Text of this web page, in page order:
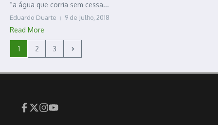
“a água que corria sem cessa...
Eduardo Duarte 9 de Julho, 2018
Read More
1 2 3